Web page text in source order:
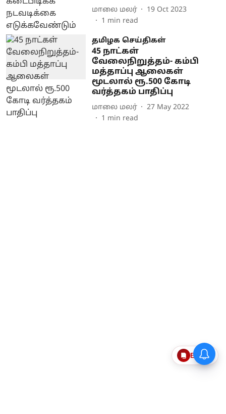
மாலை மலர்
19 Oct 2023
1 min read
தமிழக செய்திகள்
45 நாட்கள்
வேலைநிறுத்தம்- கம்பி
மத்தாப்பு ஆலைகள்
மூடலால் ரூ.500 கோடி
வர்த்தகம் பாதிப்பு
மாலை மலர்
27 May 2022
1 min read
Epaper